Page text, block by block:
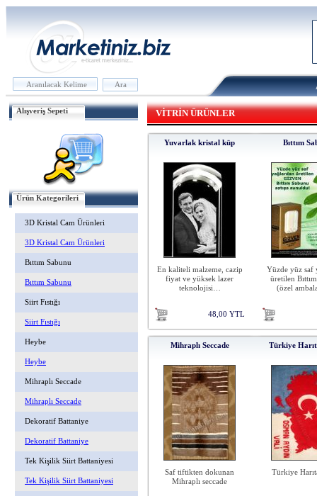
Alışveriş Sepeti
Ürün Kategorileri
3D Kristal Cam Ürünleri
3D Kristal Cam Ürünleri
Bıttım Sabunu
Bıttım Sabunu
Siirt Fıstığı
Siirt Fıstığı
Heybe
Heybe
Mihraplı Seccade
Mihraplı Seccade
Dekoratif Battaniye
Dekoratif Battaniye
Tek Kişilik Siirt Battaniyesi
Tek Kişilik Siirt Battaniyesi
VİTRİN ÜRÜNLER
Yuvarlak kristal küp
En kaliteli malzeme, cazip
fiyat ve yüksek lazer
teknolojisi…
48,00 YTL
Bıttım
Yüzde yüz saf
üretilen
(özel
Mihraplı Seccade
Saf tiftikten dokunan
Mihraplı seccade
Türkiye
Türkiye